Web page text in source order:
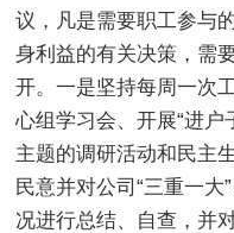
议，凡是需要职工参与
身利益的有关决策，需
开。一是坚持每周一次
心组学习会、开展“进户
主题的调研活动和民主
民意并对公司“三重一
况进行总结、自查，并